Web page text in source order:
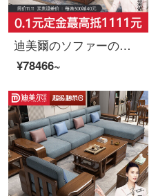
迪美爾のソファーの実の木のソファーの組み合わせは冬と夏の両方を使って現代簡単に中国式の胡桃の木の居間ソファを使って物の機能のソファーの1+1+3を持ちます。
¥78466~